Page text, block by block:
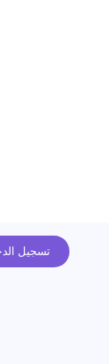
تسجيل